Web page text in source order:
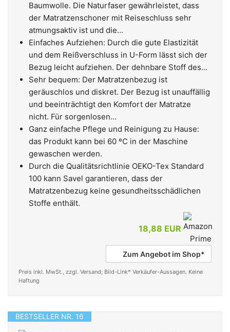
Baumwolle. Die Naturfaser gewährleistet, dass
der Matratzenschoner mit Reiseschluss sehr
atmungsaktiv ist und die...
Einfaches Aufziehen: Durch die gute Elastizität
und dem Reißverschluss in U-Form lässt sich der
Bezug leicht aufziehen. Der dehnbare Stoff des...
Sehr bequem: Der Matratzenbezug ist
geräuschlos und diskret. Der Bezug ist unauffällig
und beeinträchtigt den Komfort der Matratze
nicht. Für sorgenlosen...
Ganz einfache Pflege und Reinigung zu Hause:
das Produkt kann bei 60 ºC in der Maschine
gewaschen werden.
Durch die Qualitätsrichtlinie OEKO-Tex Standard
100 kann Savel garantieren, dass der
Matratzenbezug keine gesundheitsschädlichen
Stoffe enthält.
18,88 EUR
Zum Angebot im Shop*
Preis inkl. MwSt., zzgl. Versand; Bild-Link* Verkäufer-Aussagen. Keine
Haftung
BESTSELLER NR. 16